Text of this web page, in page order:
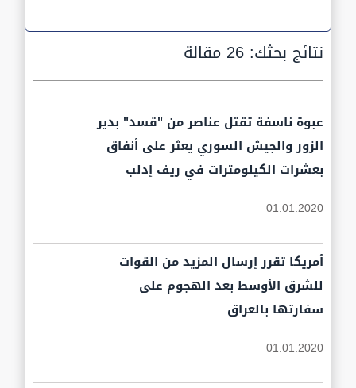
نتائج بحثك:26 مقالة
عبوة ناسفة تقتل عناصر من "قسد" بدير
الزور والجيش السوري يعثر على أنفاق
بعشرات الكيلومترات في ريف إدلب
01.01.2020
أمريكا تقرر إرسال المزيد من القوات
للشرق الأوسط بعد الهجوم على
سفارتها بالعراق
01.01.2020